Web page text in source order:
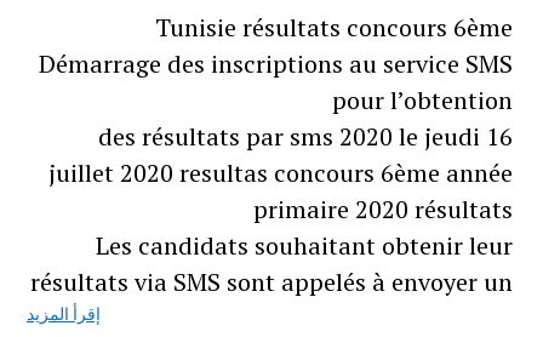
Tunisie résultats concours 6ème
Démarrage des inscriptions au service SMS
pour l’obtention
des résultats par sms 2020 le jeudi 16
juillet 2020 resultas concours 6ème année
primaire 2020 résultats
Les candidats souhaitant obtenir leur
résultats via SMS sont appelés à envoyer un
إقرأ المزيد